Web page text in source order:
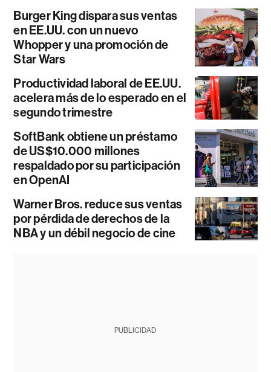
Burger King dispara sus ventas
en EE.UU. con un nuevo
Whopper y una promoción de
Star Wars
Productividad laboral de EE.UU.
acelera más de lo esperado en el
segundo trimestre
SoftBank obtiene un préstamo
de US$10.000 millones
respaldado por su participación
en OpenAI
Warner Bros. reduce sus ventas
por pérdida de derechos de la
NBA y un débil negocio de cine
PUBLICIDAD